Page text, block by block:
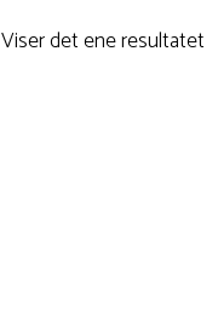
Viser det ene resultatet